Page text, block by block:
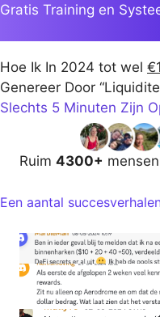
Ga
inhoud
Gratis Training en
Hoe Ik In 2024 tot wel
Genereer Door
Slechts 5 Minuten Zijn
Ruim 4300+
Een aantal